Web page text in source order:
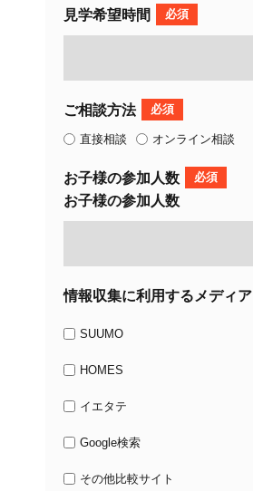
見学希望時間 必須
ご相談方法 必須
直接相談 オンライン相談
お子様の参加人数 必須
お子様の参加人数
情報収集に利用するメディア
SUUMO
HOMES
イエタテ
Google検索
その他比較サイト